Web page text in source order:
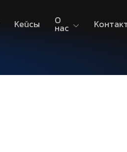
Кейсы
О
нас